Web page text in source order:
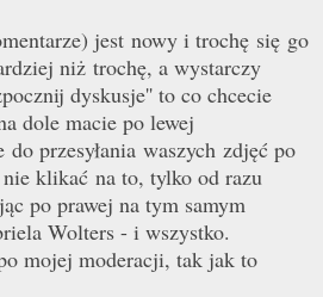
jest nowy i trochę się go
niż trochę, a wystarczy
dyskusje'' to co chcecie
dole macie po lewej
do przesyłania waszych zdjęć po
klikać na to, tylko od razu
po prawej na tym samym
Wolters - i wszystko.
mojej moderacji, tak jak to